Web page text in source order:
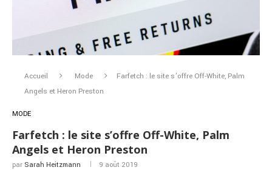
Accueil Mode
Farfetch : le site s’offre Off-White, Palm
Angels et Heron Preston
MODE
Farfetch : le site s’offre Off-White, Palm
Angels et Heron Preston
par Sarah Heitzmann 9 août 2019